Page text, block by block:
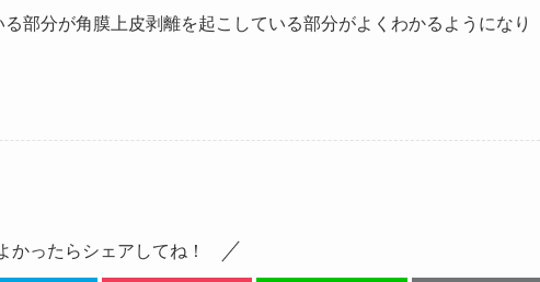
部分が角膜上皮剥離を起こしている部分がよくわかるようになり
かったらシェアしてね！